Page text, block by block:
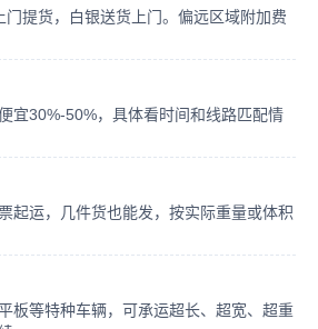
提货，白银送货上门。偏远区域附加费
宜30%-50%，具体看时间和线路匹配情
起运，几件货也能发，按实际重量或体积
板等特种车辆，可承运超长、超宽、超重